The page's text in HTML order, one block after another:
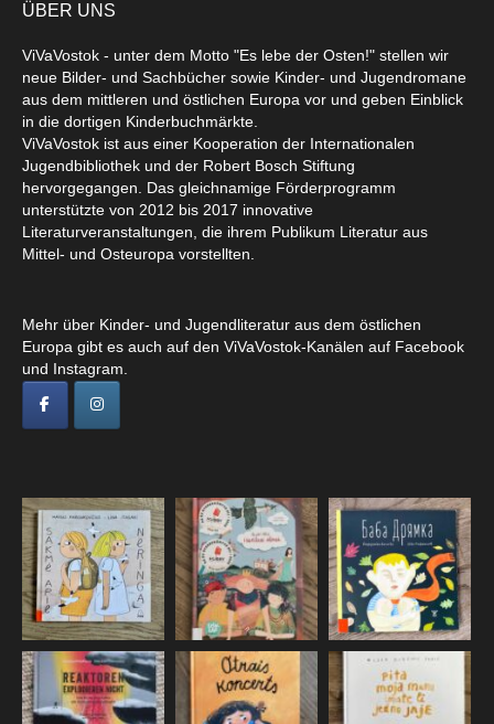
ÜBER UNS
ViVaVostok - unter dem Motto "Es lebe der Osten!" stellen wir
neue Bilder- und Sachbücher sowie Kinder- und Jugendromane
aus dem mittleren und östlichen Europa vor und geben Einblick
in die dortigen Kinderbuchmärkte.
ViVaVostok ist aus einer Kooperation der Internationalen
Jugendbibliothek und der Robert Bosch Stiftung
hervorgegangen. Das gleichnamige Förderprogramm
unterstützte von 2012 bis 2017 innovative
Literaturveranstaltungen, die ihrem Publikum Literatur aus
Mittel- und Osteuropa vorstellten.
Mehr über Kinder- und Jugendliteratur aus dem östlichen
Europa gibt es auch auf den ViVaVostok-Kanälen auf Facebook
und Instagram.